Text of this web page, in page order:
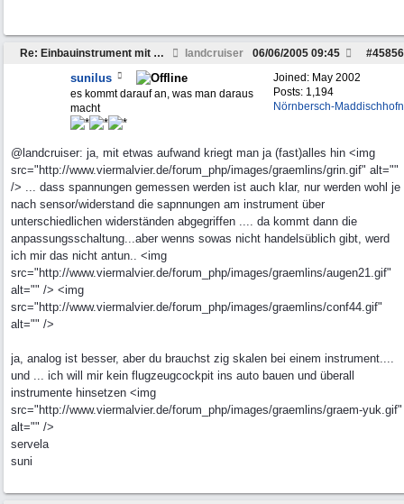
Re: Einbauinstrument mit umschaltbarer Anzeige landcruiser #45856
06/06/2005 09:45
Joined: May 2002
Posts: 1,194
Nörnbersch-Maddischhofn
sunilus
es kommt darauf an, was man daraus
macht
@landcruiser: ja, mit etwas aufwand kriegt man ja (fast)alles hin <img
src="http://www.viermalvier.de/forum_php/images/graemlins/grin.gif" alt=""
/> ... dass spannungen gemessen werden ist auch klar, nur werden wohl je
nach sensor/widerstand die sapnnungen am instrument über
unterschiedlichen widerständen abgegriffen .... da kommt dann die
anpassungsschaltung...aber wenns sowas nicht handelsüblich gibt, werd
ich mir das nicht antun.. <img
src="http://www.viermalvier.de/forum_php/images/graemlins/augen21.gif"
alt="" /> <img
src="http://www.viermalvier.de/forum_php/images/graemlins/conf44.gif"
alt="" />
ja, analog ist besser, aber du brauchst zig skalen bei einem instrument....
und ... ich will mir kein flugzeugcockpit ins auto bauen und überall
instrumente hinsetzen <img
src="http://www.viermalvier.de/forum_php/images/graemlins/graem-yuk.gif"
alt="" />
servela
suni